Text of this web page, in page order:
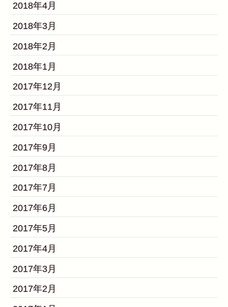
2018年4月
2018年3月
2018年2月
2018年1月
2017年12月
2017年11月
2017年10月
2017年9月
2017年8月
2017年7月
2017年6月
2017年5月
2017年4月
2017年3月
2017年2月